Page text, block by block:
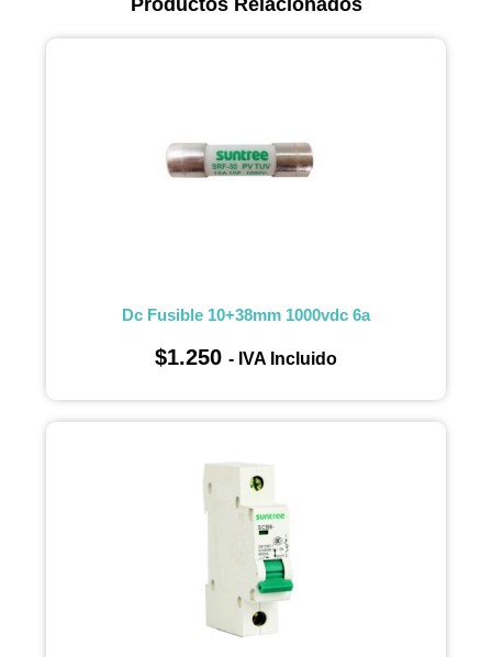
Productos Relacionados
Dc Fusible 10+38mm 1000vdc 6a
$1.250 - IVA Incluido